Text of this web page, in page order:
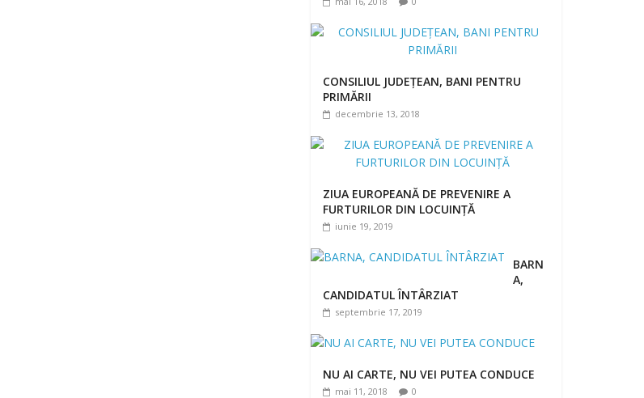
CONSILIUL JUDEȚEAN, BANI PENTRU
PRIMĂRII
decembrie 13, 2018
ZIUA EUROPEANĂ DE PREVENIRE A
FURTURILOR DIN LOCUINȚĂ
iunie 19, 2019
BARN
A,
CANDIDATUL ÎNTÂRZIAT
septembrie 17, 2019
NU AI CARTE, NU VEI PUTEA CONDUCE
mai 11, 2018 0